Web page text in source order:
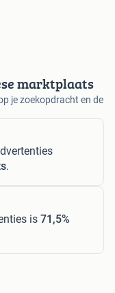
marktplaats
je zoekopdracht en de
.
is 71,5%